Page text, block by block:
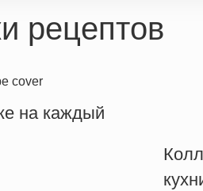
рецептов
на каждый